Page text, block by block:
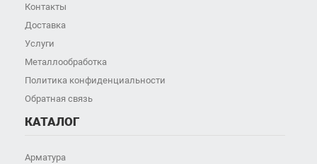
Контакты
Доставка
Услуги
Металлообработка
Политика конфиденциальности
Обратная связь
КАТАЛОГ
Арматура